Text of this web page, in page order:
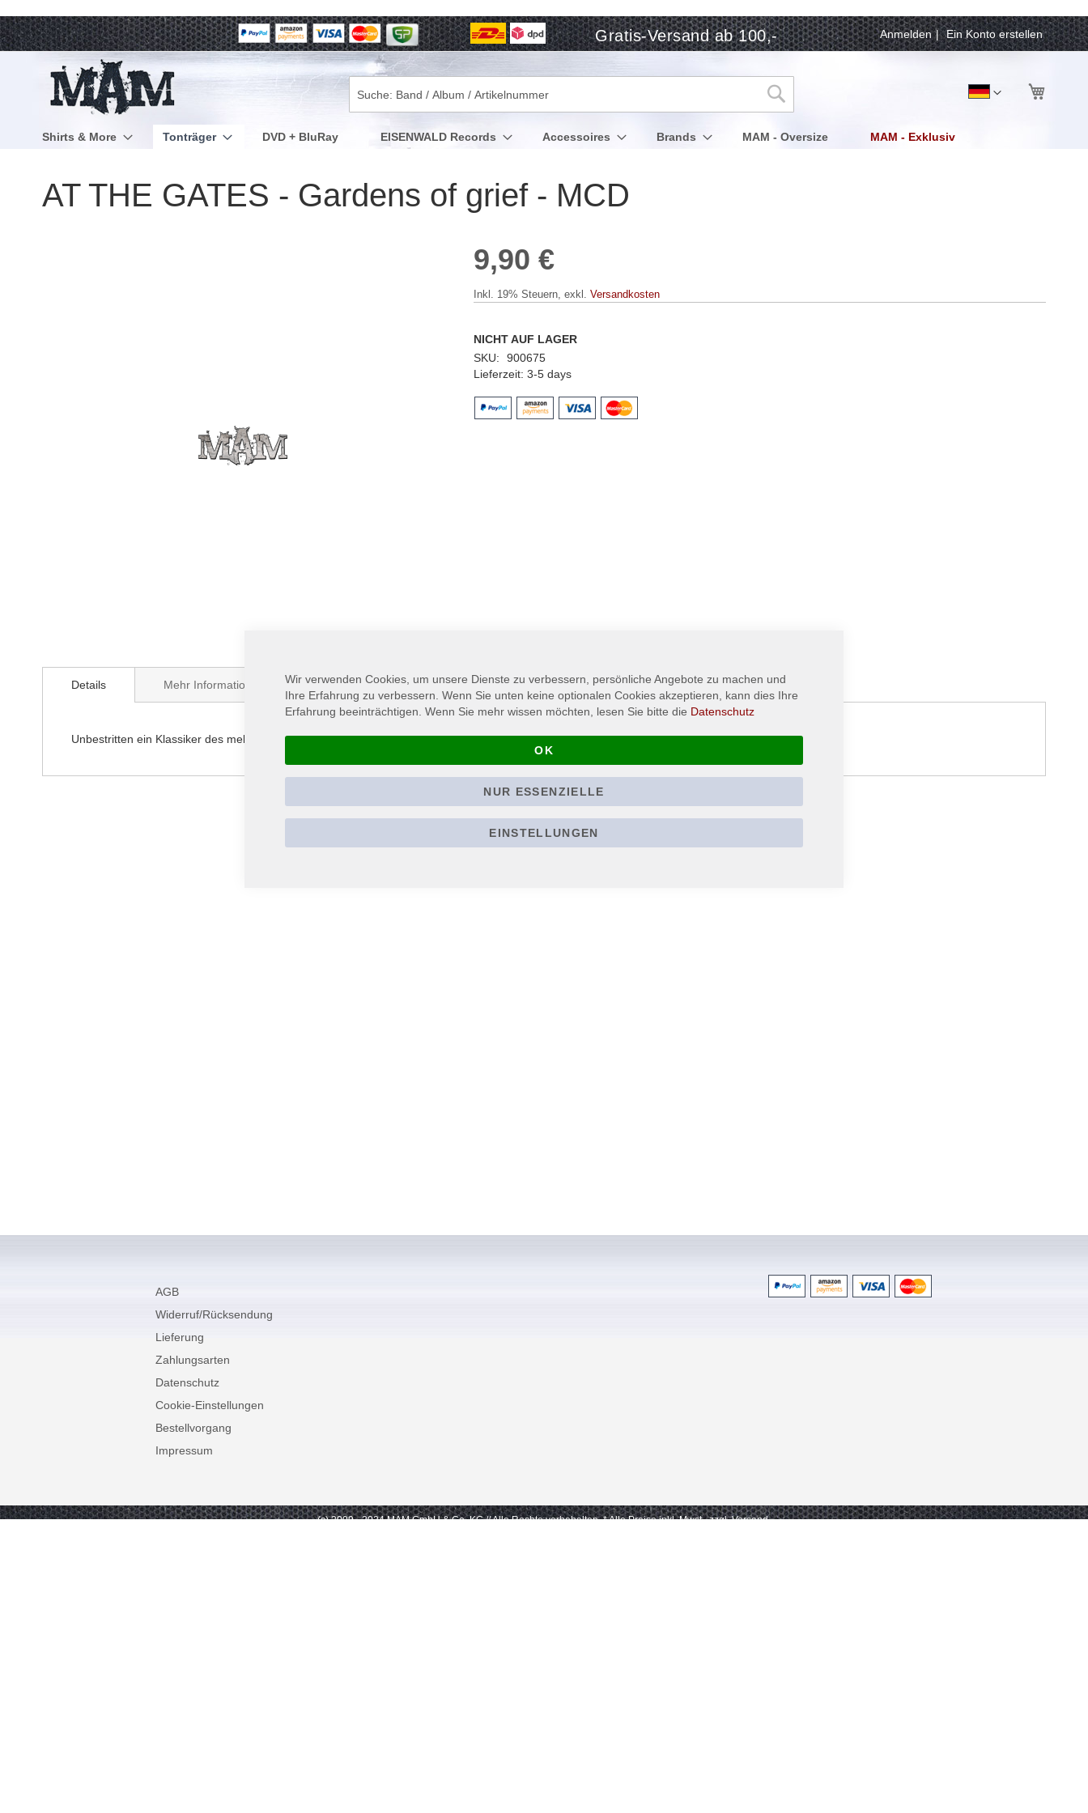
Gratis-Versand ab 100,-
Direkt
Inhalt
Anmelden Ein Konto erstellen
SpracheDeutsch
Suche
Shirts & More
Tonträger DVD + BluRay EISENWALD Records Accessoires Brands MAM - Oversize MAM - Exklusiv
AT THE GATES - Gardens of grief - MCD
9,90 €
Inkl. 19% Steuern,exkl.Versandkosten
NICHT AUF LAGER
SKU
900675
Lieferzeit 3-5 days
Anfang
Details
Unbestritten ein Klassiker des melodischen Schweden-Death Metal!
Mehr Informationen
AGB
Widerruf/Rücksendung
Lieferung
Zahlungsarten
Datenschutz
Cookie-Einstellungen
Bestellvorgang
Impressum
(c) 2009 - 2024 MAM GmbH & Co. KG // Alle Rechte vorbehalten. * Alle Preise inkl. Mwst., zzgl. Versand.
Wir verwenden Cookies, um unsere Dienste zu verbessern, persönliche Angebote zu machen und
Ihre Erfahrung zu verbessern. Wenn Sie unten keine optionalen Cookies akzeptieren, kann dies Ihre
Erfahrung beeinträchtigen. Wenn Sie mehr wissen möchten, lesen Sie bitte die Datenschutz
OK
NUR ESSENZIELLE
EINSTELLUNGEN